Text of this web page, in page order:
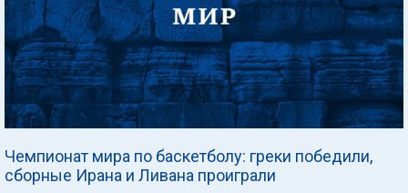
Чемпионат мира по баскетболу: греки победили,
сборные Ирана и Ливана проиграли